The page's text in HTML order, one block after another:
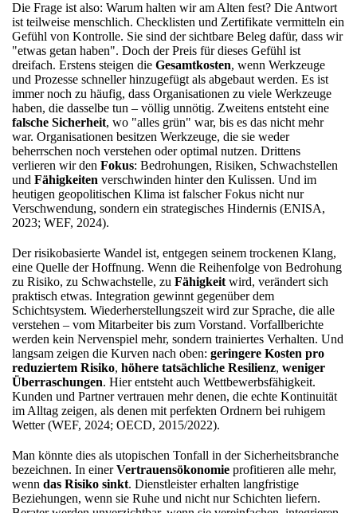
Die Frage ist also: Warum halten wir am Alten fest? Die Antwort
ist teilweise menschlich. Checklisten und Zertifikate vermitteln ein
Gefühl von Kontrolle. Sie sind der sichtbare Beleg dafür, dass wir
"etwas getan haben". Doch der Preis für dieses Gefühl ist
dreifach. Erstens steigen die Gesamtkosten, wenn Werkzeuge
und Prozesse schneller hinzugefügt als abgebaut werden. Es ist
immer noch zu häufig, dass Organisationen zu viele Werkzeuge
haben, die dasselbe tun – völlig unnötig. Zweitens entsteht eine
falsche Sicherheit, wo "alles grün" war, bis es das nicht mehr
war. Organisationen besitzen Werkzeuge, die sie weder
beherrschen noch verstehen oder optimal nutzen. Drittens
verlieren wir den Fokus: Bedrohungen, Risiken, Schwachstellen
und Fähigkeiten verschwinden hinter den Kulissen. Und im
heutigen geopolitischen Klima ist falscher Fokus nicht nur
Verschwendung, sondern ein strategisches Hindernis (ENISA,
2023; WEF, 2024).
Der risikobasierte Wandel ist, entgegen seinem trockenen Klang,
eine Quelle der Hoffnung. Wenn die Reihenfolge von Bedrohung
zu Risiko, zu Schwachstelle, zu Fähigkeit wird, verändert sich
praktisch etwas. Integration gewinnt gegenüber dem
Schichtsystem. Wiederherstellungszeit wird zur Sprache, die alle
verstehen – vom Mitarbeiter bis zum Vorstand. Vorfallberichte
werden kein Nervenspiel mehr, sondern trainiertes Verhalten. Und
langsam zeigen die Kurven nach oben: geringere Kosten pro
reduziertem Risiko, höhere tatsächliche Resilienz, weniger
Überraschungen. Hier entsteht auch Wettbewerbsfähigkeit.
Kunden und Partner vertrauen mehr denen, die echte Kontinuität
im Alltag zeigen, als denen mit perfekten Ordnern bei ruhigem
Wetter (WEF, 2024; OECD, 2015/2022).
Man könnte dies als utopischen Tonfall in der Sicherheitsbranche
bezeichnen. In einerVertrauensökonomie profitieren alle mehr,
wenn das Risiko sinkt. Dienstleister erhalten langfristige
Beziehungen, wenn sie Ruhe und nicht nur Schichten liefern.